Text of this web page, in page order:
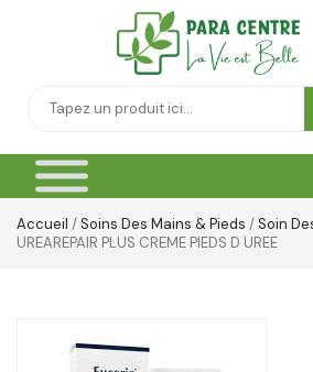
Accueil /Soins Des Mains & Pieds /Soin
UREAREPAIR PLUS CREME PIEDS D UREE